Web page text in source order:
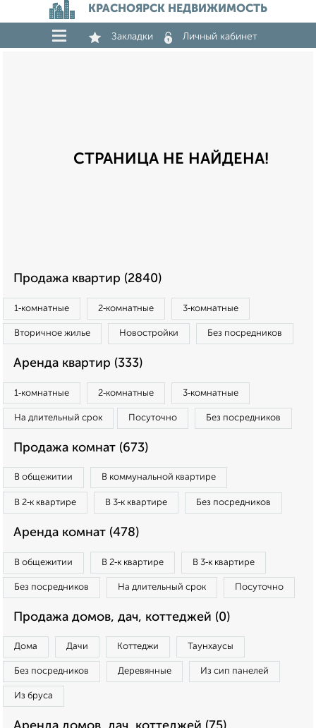
КРАСНОЯРСК НЕДВИЖИМОСТЬ
Закладки Личный кабинет
СТРАНИЦА НЕ НАЙДЕНА!
Продажа квартир (2840)
1‑комнатные 2‑комнатные 3‑комнатные
Вторичное жилье Новостройки Без посредников
Аренда квартир (333)
1‑комнатные 2‑комнатные 3‑комнатные
На длительный срок Посуточно Без посредников
Продажа комнат (673)
В общежитии В коммунальной квартире
В 2‑к квартире В 3‑к квартире Без посредников
Аренда комнат (478)
В общежитии В 2‑к квартире В 3‑к квартире
Без посредников На длительный срок Посуточно
Продажа домов, дач, коттеджей (0)
Дома Дачи Коттеджи Таунхаусы
Без посредников Деревянные Из сип панелей
Из бруса